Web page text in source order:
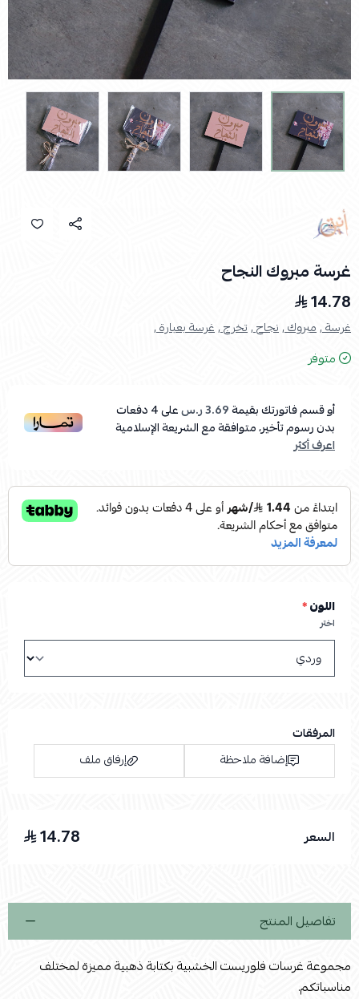
غرسة مبروك النجاح
14.78
غرسة ,مبروك ,نجاح ,تخرج ,غرسة بعبارة ,
متوفر
أو قسم فاتورتك بقيمة3.69 ر.س على4دفعات
بدون رسوم تأخير، متوافقة مع الشريعة الإسلامية
اعرف أكثر
اللون*
اختر
المرفقات
إضافة ملاحظة
إرفاق ملف
السعر 14.78
تفاصيل المنتج
مجموعة غرسات فلوريست الخشبية بكتابة ذهبية مميزة لمختلف
مناسباتكم.